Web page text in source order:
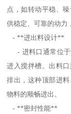
点，如转动平稳、
供稳定、可靠的动力
- **进出料设计**
- 进料口通常位于
进入搅拌槽。出料
排出，这种顶部进
物料的顺畅进出。
- **密封性能**